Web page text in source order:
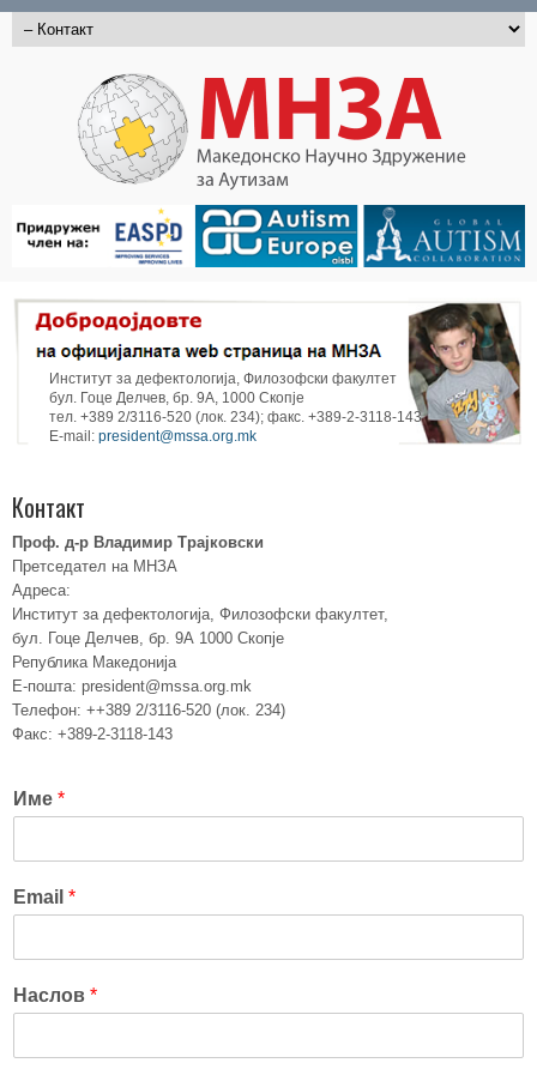
Институт за дефектологија, Филозофски факултет
бул. Гоце Делчев, бр. 9А, 1000 Скопје
тел. +389 2/3116-520 (лок. 234); факс. +389-2-3118-143
E-mail:president@mssa.org.mk
Контакт
Проф. д-р Владимир Трајковски
Претседател на МНЗА
Адреса:
Институт за дефектологија, Филозофски факултет,
бул. Гоце Делчев, бр. 9А 1000 Скопје
Република Македонија
Е-пошта: president@mssa.org.mk
Телефон: ++389 2/3116-520 (лок. 234)
Факс: +389-2-3118-143
Име *
Email *
Наслов *